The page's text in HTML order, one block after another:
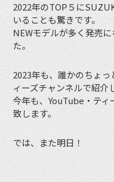
2022年のTOP５に
いることも驚きです。
NEWモデルが多く発売
た。
2023年も、誰かのちょ
ィーズチャンネルで紹介
今年も、YouTube・ティ
致します。
では、また明日！